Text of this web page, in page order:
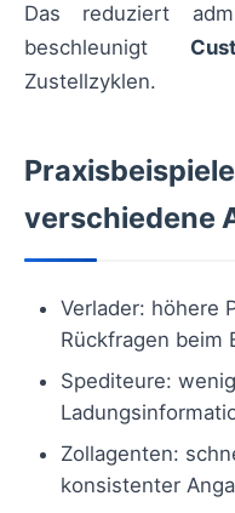
Das reduziert
beschleunigt
Zustellzyklen.
verschiedene
Verlader: höhere
Rückfragen beim
Spediteure:
Zollagenten:
konsistenter